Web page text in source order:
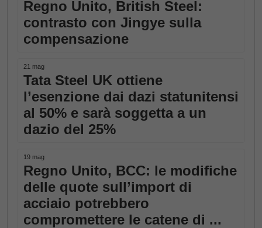
Regno Unito, British Steel:
contrasto con Jingye sulla
compensazione
21 mag
Tata Steel UK ottiene
l’esenzione dai dazi statunitensi
al 50% e sarà soggetta a un
dazio del 25%
19 mag
Regno Unito, BCC: le modifiche
delle quote sull’import di
acciaio potrebbero
compromettere le catene di ...